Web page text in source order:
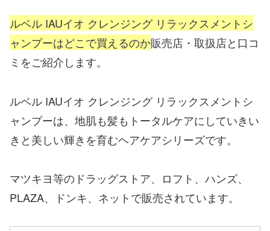
ルベル IAUイオ クレンジング リラックスメントシ
ャンプーはどこで買えるのか販売店・取扱店と口コ
ミをご紹介します。
ルベル IAUイオ クレンジング リラックスメントシ
ャンプーは、地肌も髪もトータルケアにしていきい
きと美しい輝きを育むヘアケアシリーズです。
マツキヨ等のドラッグストア、ロフト、ハンズ、
PLAZA、ドンキ、ネットで販売されています。